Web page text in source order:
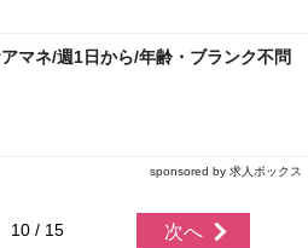
マネ/週1日から/年齢・ブランク不問
sponsored by 求人ボックス
10 / 15 次へ